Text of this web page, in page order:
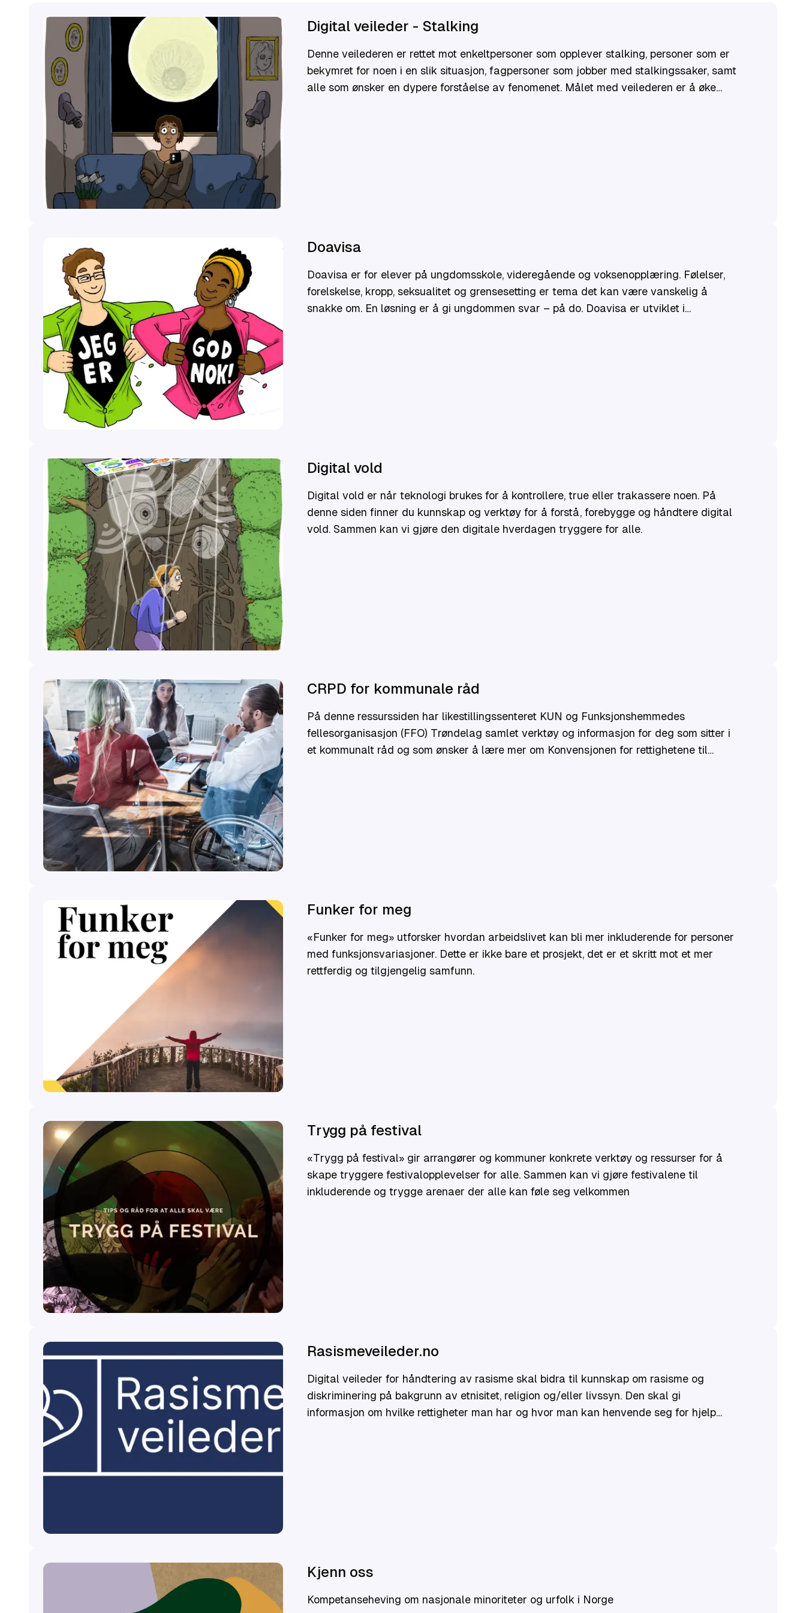
Digital veileder - Stalking
Denne veilederen er rettet mot enkeltpersoner som opplever stalking, personer som er
bekymret for noen i en slik situasjon, fagpersoner som jobber med stalkingssaker, samt
alle som ønsker en dypere forståelse av fenomenet. Målet med veilederen er å øke
Doavisa
Doavisa er for elever på ungdomsskole, videregående og voksenopplæring. Følelser,
forelskelse, kropp, seksualitet og grensesetting er tema det kan være vanskelig å
snakke om. En løsning er å gi ungdommen svar – på do. Doavisa er utviklet i
Digital vold
Digital vold er når teknologi brukes for å kontrollere, true eller trakassere noen. På
denne siden finner du kunnskap og verktøy for å forstå, forebygge og håndtere digital
vold. Sammen kan vi gjøre den digitale hverdagen tryggere for alle.
CRPD for kommunale råd
På denne ressurssiden har likestillingssenteret KUN og Funksjonshemmedes
fellesorganisasjon (FFO) Trøndelag samlet verktøy og informasjon for deg som sitter i
et kommunalt råd og som ønsker å lære mer om Konvensjonen for rettighetene til
Funker for meg
«Funker for meg» utforsker hvordan arbeidslivet kan bli mer inkluderende for personer
med funksjonsvariasjoner. Dette er ikke bare et prosjekt, det er et skritt mot et mer
rettferdig og tilgjengelig samfunn.
Trygg på festival
«Trygg på festival» gir arrangører og kommuner konkrete verktøy og ressurser for å
skape tryggere festivalopplevelser for alle. Sammen kan vi gjøre festivalene til
inkluderende og trygge arenaer der alle kan føle seg velkommen
Rasismeveileder.no
Digital veileder for håndtering av rasisme skal bidra til kunnskap om rasisme og
diskriminering på bakgrunn av etnisitet, religion og/eller livssyn. Den skal gi
informasjon om hvilke rettigheter man har og hvor man kan henvende seg for hjelp
Kjenn oss
Kompetanseheving om nasjonale minoriteter og urfolk i Norge